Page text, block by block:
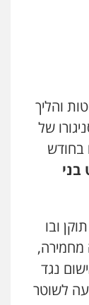
והליך
של
בחודש
בני
ובו
מחמירה,
נגד
לשוטר